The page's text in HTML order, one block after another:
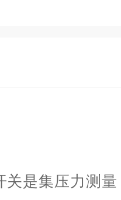
关是集压力测